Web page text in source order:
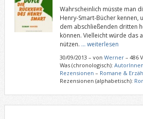
Wahrscheinlich müsste man
Henry-Smart-Bücher kennen,
dem abschließenden dritten
können. Vielleicht würde das
nützen. … weiterlesen
30/09/2013 – von Werner– 486
Was (chronologisch):
Rezensionen – Romane &
Rezensionen (alphabetisch):